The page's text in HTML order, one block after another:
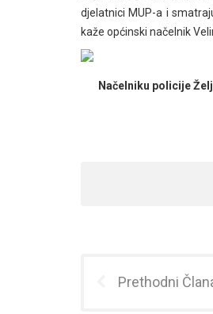
djelatnici MUP-a i
kaže općinski načelnik
Načelniku policije
Prethodni